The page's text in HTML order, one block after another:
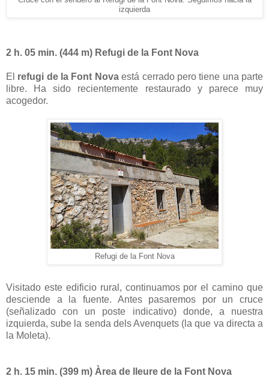
izquierda
2 h. 05 min. (444 m) Refugi de la Font Nova
El refugi de la Font Novaestá cerrado pero tiene una parte
libre. Ha sido recientemente restaurado y parece muy
acogedor.
Refugi de la Font Nova
Visitado este edificio rural, continuamos por el camino que
desciende a la fuente. Antes pasaremos por un cruce
(señalizado con un poste indicativo) donde, a nuestra
izquierda, sube la senda dels Avenquets (la que va directa a
la Moleta).
2 h. 15 min. (399 m) Àrea de lleure de la Font Nova